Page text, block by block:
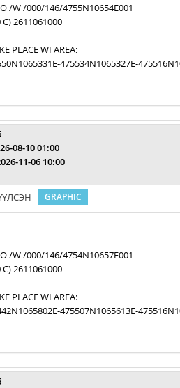
/W /000/146/4755N10654E001
2611061000
PLACE WI AREA:
475534N1065327E-
08-10 01:00
11-06 10:00
GRAPHIC
/W /000/146/4754N10657E001
2611061000
PLACE WI AREA:
475507N1065613E-